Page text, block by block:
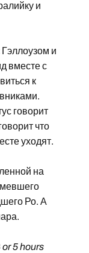
и
Гэллоузом и
вместе с
к
говорит
что
уходят.
на
Ро. А
5 hours